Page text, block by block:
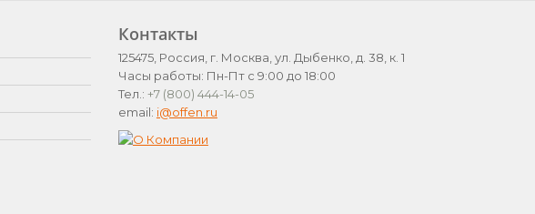
Контакты
125475, Россия, г. Москва, ул. Дыбенко, д. 38, к. 1
Часы работы: Пн-Пт с 9:00 до 18:00
Тел.: +7 (800) 444-14-05
email: i@offen.ru